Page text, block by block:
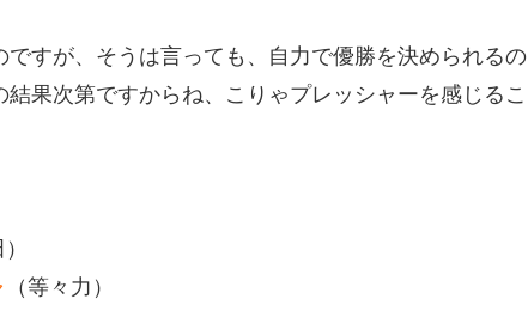
すが、そうは言っても、自力で優勝を決められるの
果次第ですからね、こりゃプレッシャーを感じるこ
（等々力）